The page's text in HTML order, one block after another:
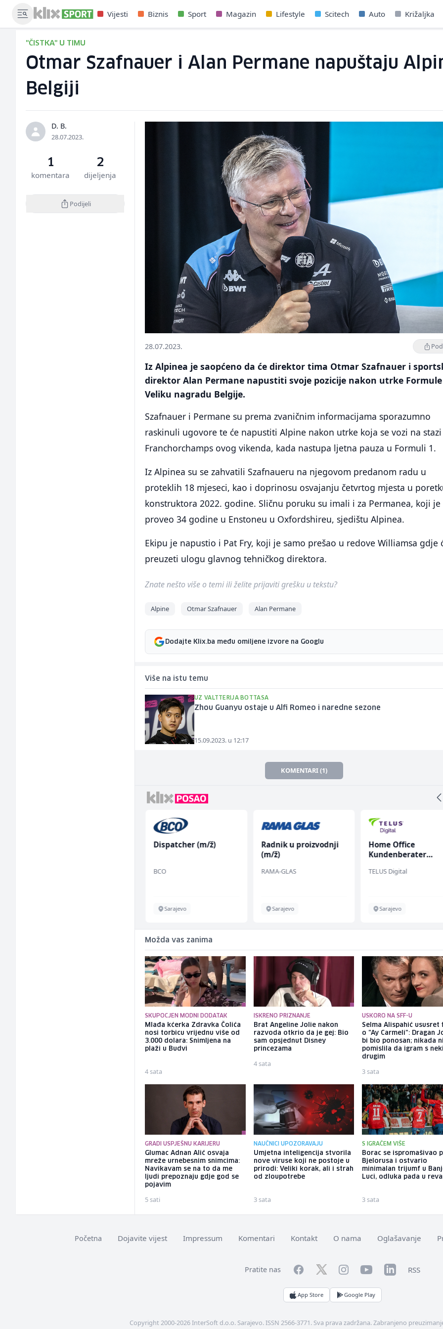
Vijesti Biznis Sport Magazin Lifestyle Scitech Auto Križaljka
"ČISTKA" U TIMU
Otmar Szafnauer i Alan Permane napuštaju
Belgiji
D. B.
28.07.2023.
1
komentara
2
dijeljenja
Podijeli
28.07.2023.
Iz Alpinea je saopćeno da će direktor tima Otmar Szafnauer i
direktor Alan Permane napustiti svoje pozicije nakon utrke Formule
Veliku nagradu Belgije.
Szafnauer i Permane su prema zvaničnim informacijama sporazumno
raskinuli ugovore te će napustiti Alpine nakon utrke koja se vozi na stazi
Franchorchamps ovog vikenda, kada nastupa ljetna pauza u Formuli 1.
Iz Alpinea su se zahvatili Szafnaueru na njegovom predanom radu u
proteklih 18 mjeseci, kao i doprinosu osvajanju četvrtog mjesta u
konstruktora 2022. godine. Sličnu poruku su imali i za Permanea, koji je
proveo 34 godine u Enstoneu u Oxfordshireu, sjedištu Alpinea.
Ekipu je napustio i Pat Fry, koji je samo prešao u redove Williamsa gdje
preuzeti ulogu glavnog tehničkog direktora.
Znate nešto više o temi ili želite prijaviti grešku u tekstu?
Alpine Otmar Szafnauer Alan Permane
Dodajte Klix.ba među omiljene izvore na Googlu
Više na istu temu
UZ VALTTERIJA BOTTASA
Zhou Guanyu ostaje u Alfi Romeo i naredne sezone
15.09.2023. u 12:17
KOMENTARI (1)
Dispatcher (m/ž)
BCO
Sarajevo
Radnik u proizvodnji
(m/ž)
RAMA-GLAS
Sarajevo
Home Office
Kundenberater
TELUS Digital
Sarajevo
Možda vas zanima
SKUPOCJEN MODNI DODATAK
Mlađa kćerka Zdravka Čolića
nosi torbicu vrijednu više od
3.000 dolara: Snimljena na
plaži u Budvi
4 sata
ISKRENO PRIZNANJE
Brat Angeline Jolie nakon
razvoda otkrio da je gej: Bio
sam opsjednut Disney
princezama
4 sata
USKORO NA SFF-U
Selma Alispahić ususret
o "Ay Carmeli": Dragan
bi bio ponosan; nikada
pomislila da igram s
drugim
3 sata
GRADI USPJEŠNU KARIJERU
Glumac Adnan Alić osvaja
mreže urnebesnim snimcima:
Navikavam se na to da me
ljudi prepoznaju gdje god se
pojavim
5 sati
NAUČNICI UPOZORAVAJU
Umjetna inteligencija stvorila
nove viruse koji ne postoje u
prirodi: Veliki korak, ali i strah
od zloupotrebe
3 sata
S IGRAČEM VIŠE
Borac se ispromašivao
Bjelorusa i ostvario
minimalan trijumf u
Luci, odluka pada u
3 sata
Početna Dojavite vijest Impressum Komentari Kontakt O nama Oglašavanje
Pratite nas FacebookTwitterInstagramYouTubeLinkedInRSS
App Store Google Play
Copyright 2000-2026 InterSoft d.o.o. Sarajevo. ISSN 2566-3771. Sva prava zadržana. Zabranjeno